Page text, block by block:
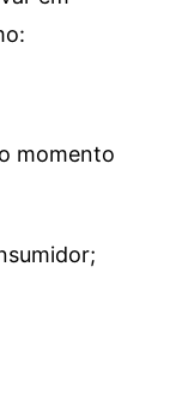
momento